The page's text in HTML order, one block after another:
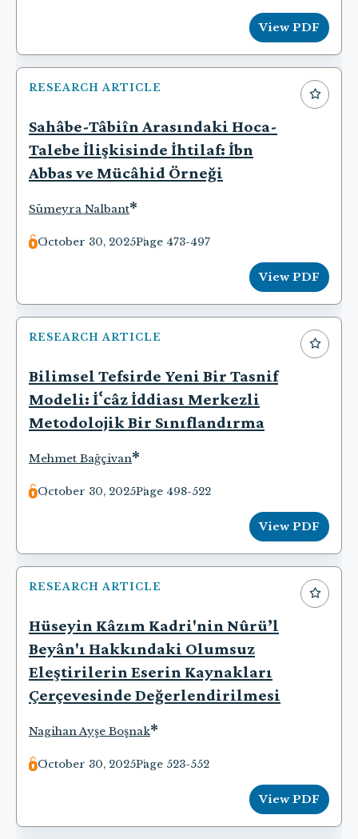
View PDF
RESEARCH ARTICLE
Sahâbe-Tâbiîn Arasındaki Hoca-
Talebe İlişkisinde İhtilaf: İbn
Abbas ve Mücâhid Örneği
Sümeyra Nalbant*
October 30, 2025Page 473-497
View PDF
RESEARCH ARTICLE
Bilimsel Tefsirde Yeni Bir Tasnif
Modeli: İՙcâz İddiası Merkezli
Metodolojik Bir Sınıflandırma
Mehmet Bağçivan*
October 30, 2025Page 498-522
View PDF
RESEARCH ARTICLE
Hüseyin Kâzım Kadri'nin Nûrü’l
Beyân'ı Hakkındaki Olumsuz
Eleştirilerin Eserin Kaynakları
Çerçevesinde Değerlendirilmesi
Nagihan Ayşe Boşnak*
October 30, 2025Page 523-552
View PDF